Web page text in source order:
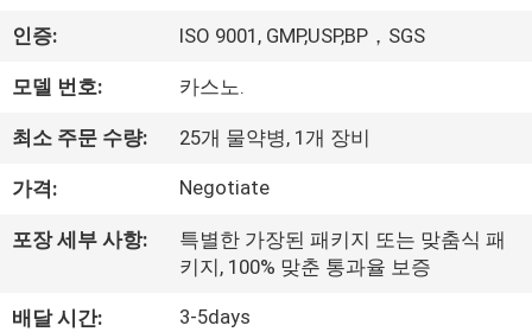
리
에
여
인증: ISO 9001, GMP,USP,BP，SGS
모델 번호: 카스노.
최소 주문 수량: 25개 물약병, 1개 장비
가격: Negotiate
포장 세부 사항:
특별한 가장된 패키지 또는 맞춤식 패
키지, 100% 맞춘 통과율 보증
배달 시간: 3-5days